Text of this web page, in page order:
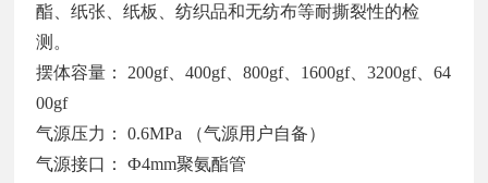
酯、纸张、纸板、纺织品和无纺布等耐撕裂性的检
测。
摆体容量： 200gf、400gf、800gf、1600gf、3200gf、64
00gf
气源压力： 0.6MPa （气源用户自备）
气源接口： Ф4mm聚氨酯管